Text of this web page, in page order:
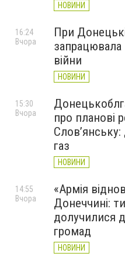
НОВИНИ
При
запрацювала
війни
НОВИНИ
16:24
Вчора
про планові
газ
НОВИНИ
15:30
Вчора
«Армія
Донеччині:
долучилися
громад
НОВИНИ
14:55
Вчора